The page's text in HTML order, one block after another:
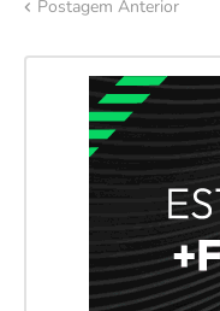
Postagem Anterior